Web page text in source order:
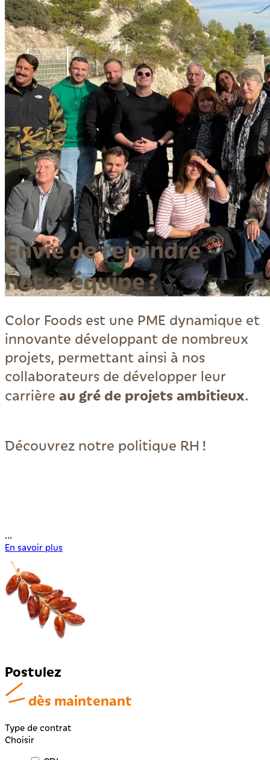
Envie de rejoindre
notre équipe ?
Color Foods est une PME dynamique et
innovante développant de nombreux
projets, permettant ainsi à nos
collaborateurs de développer leur
carrière au gré de projets ambitieux.
Découvrez notre politique RH !
...
En savoir plus
Postulez
dès maintenant
Type de contrat
Choisir